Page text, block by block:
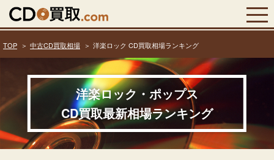
TOP 中古CD買取相場 洋楽ロック CD買取相場ランキング
洋楽ロック・ポップス
CD買取最新相場ランキング